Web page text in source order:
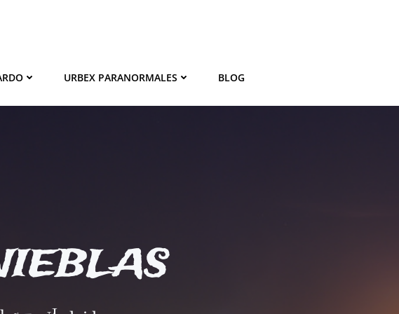
URBEX PARANORMALES BLOG